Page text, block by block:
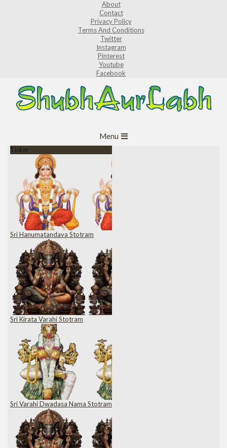
About
Contact
Privacy Policy
Terms And Conditions
Twitter
Instagram
Pinterest
Youtube
Facebook
Navigation
Menu
Ticker
Sri Hanumatandava Stotram
Sri Kirata Varahi Stotram
Sri Varahi Dwadasa Nama Stotram